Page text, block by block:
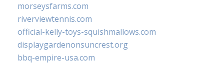
morseysfarms.com
riverviewtennis.com
official-kelly-toys-squishmallows.com
displaygardenonsuncrest.org
bbq-empire-usa.com